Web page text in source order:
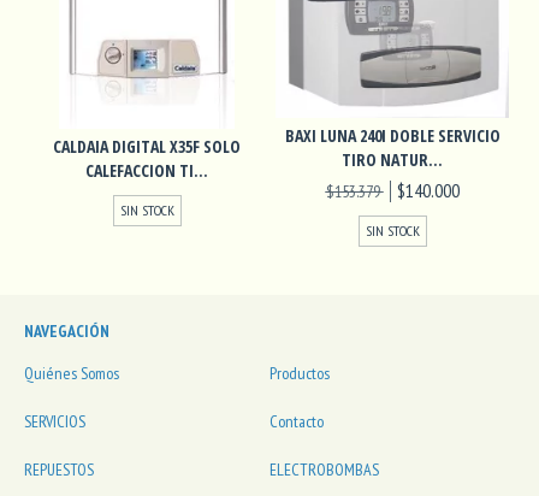
CALDAIA DIGITAL X35F SOLO
CALEFACCION TI...
SIN STOCK
BAXI LUNA 240I DOBLE SERVICIO
TIRO NATUR...
$153.379 $140.000
SIN STOCK
NAVEGACIÓN
Quiénes Somos
Productos
SERVICIOS Contacto
REPUESTOS ELECTROBOMBAS